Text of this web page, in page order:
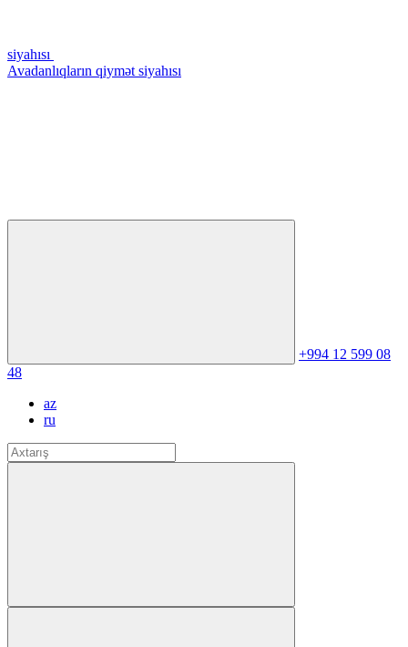
siyahısı
Avadanlıqların qiymət siyahısı
+994 12 599 08
48
az
ru